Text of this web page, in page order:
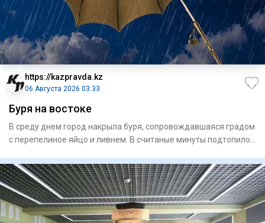
https://kazpravda.kz
06 Августа 2026 03:33
Буря на востоке
В среду днем город накрыла буря, сопровождавшая­ся градом
с перепелиное яйцо и ливнем. В считаные минуты подтопило